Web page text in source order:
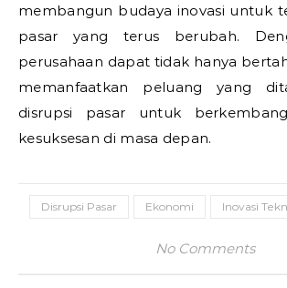
membangun budaya inovasi untuk
pasar yang terus berubah.
perusahaan dapat tidak hanya
memanfaatkan peluang yang
disrupsi pasar untuk
kesuksesan di masa depan.
Disrupsi Pasar Ekonomi Inovasi
No Comments